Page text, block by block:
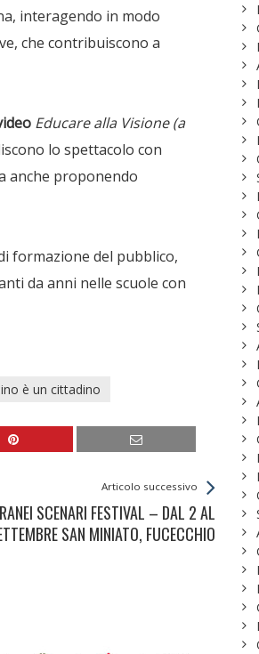
interagendo in modo
che contribuiscono a
Educare alla Visione (a
lo spettacolo con
anche proponendo
formazione del pubblico,
da anni nelle scuole con
è un cittadino
Articolo successivo
SCENARI FESTIVAL – DAL 2 AL
SAN MINIATO, FUCECCHIO